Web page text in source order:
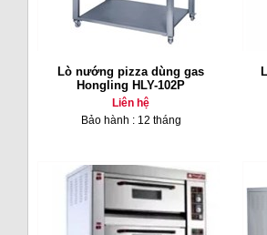
Lò nướng pizza dùng gas
Hongling HLY-102P
Liên hệ
Bảo hành : 12 tháng